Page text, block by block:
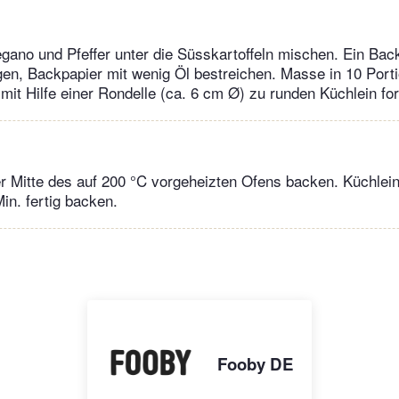
und Pfeffer unter die Süsskartoffeln mischen. Ein
Backpapier mit wenig Öl bestreichen. Masse in 10
Hilfe einer Rondelle (ca. 6 cm Ø) zu runden Küchlein
Mitte des auf 200 °C vorgeheizten Ofens backen.
fertig backen.
Fooby DE